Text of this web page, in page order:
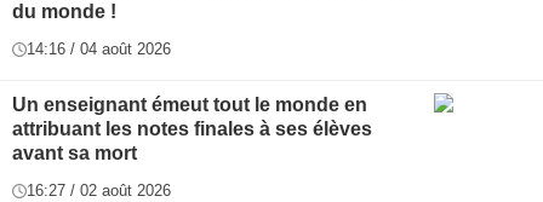
du monde !
14:16 / 04 août 2026
Un enseignant émeut tout le monde en
attribuant les notes finales à ses élèves
avant sa mort
16:27 / 02 août 2026